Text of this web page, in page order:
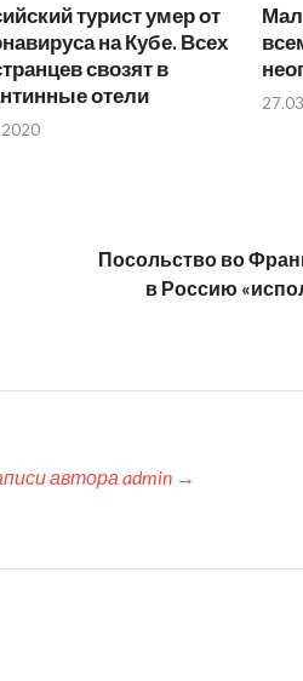
турист умер от
на Кубе. Всех
свозят в
отели
Посольство во
в Россию
автора admin →